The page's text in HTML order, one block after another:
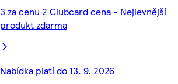
3 za cenu 2 Clubcard cena - Nejlevnější
produkt zdarma
Nabídka platí do 13. 9. 2026